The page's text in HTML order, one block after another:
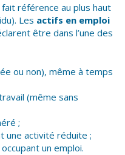
fait référence au plus haut
Les actifs en emploi
être dans l’une des
ou non), même à temps
(même sans
;
une activité réduite ;
un emploi.